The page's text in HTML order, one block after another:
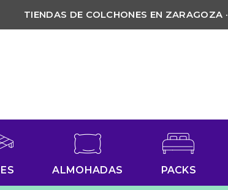
TIENDAS DE COLCHONES EN ZARAGOZA ·
ALMOHADAS PACKS